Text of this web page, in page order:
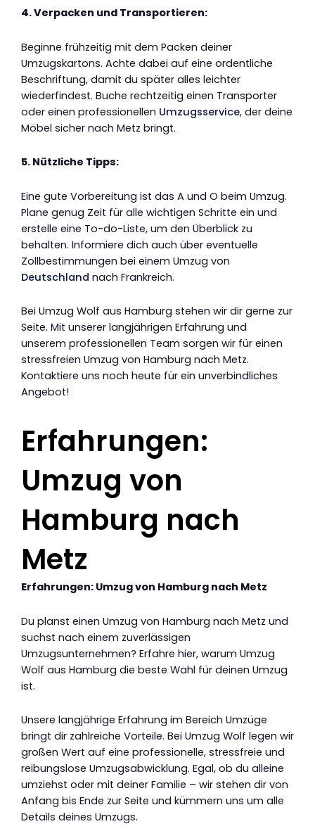
4. Verpacken und Transportieren:
Beginne frühzeitig mit dem Packen deiner
Umzugskartons. Achte dabei auf eine ordentliche
Beschriftung, damit du später alles leichter
wiederfindest. Buche rechtzeitig einen Transporter
oder einen professionellen Umzugsservice, der deine
Möbel sicher nach Metz bringt.
5. Nützliche Tipps:
Eine gute Vorbereitung ist das A und O beim Umzug.
Plane genug Zeit für alle wichtigen Schritte ein und
erstelle eine To-do-Liste, um den Überblick zu
behalten. Informiere dich auch über eventuelle
Zollbestimmungen bei einem Umzug von
Deutschland nach Frankreich.
Bei Umzug Wolf aus Hamburg stehen wir dir gerne zur
Seite. Mit unserer langjährigen Erfahrung und
unserem professionellen Team sorgen wir für einen
stressfreien Umzug von Hamburg nach Metz.
Kontaktiere uns noch heute für ein unverbindliches
Angebot!
Erfahrungen:
Umzug von
Hamburg nach
Metz
Erfahrungen: Umzug von Hamburg nach Metz
Du planst einen Umzug von Hamburg nach Metz und
suchst nach einem zuverlässigen
Umzugsunternehmen? Erfahre hier, warum Umzug
Wolf aus Hamburg die beste Wahl für deinen Umzug
ist.
Unsere langjährige Erfahrung im Bereich Umzüge
bringt dir zahlreiche Vorteile. Bei Umzug Wolf legen wir
großen Wert auf eine professionelle, stressfreie und
reibungslose Umzugsabwicklung. Egal, ob du alleine
umziehst oder mit deiner Familie – wir stehen dir von
Anfang bis Ende zur Seite und kümmern uns um alle
Details deines Umzugs.